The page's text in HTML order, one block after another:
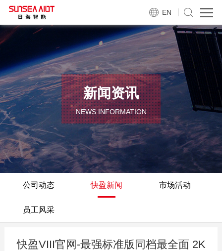
EN
新闻资讯
NEWS INFORMATION
公司动态 快盈新闻 市场活动
员工风采
快盈VIII官网-最强标准版同档最全面 2K